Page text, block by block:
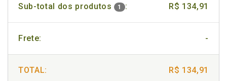
Sub-total dos produtos 1 : R$ 134,91
Frete: -
TOTAL: R$ 134,91